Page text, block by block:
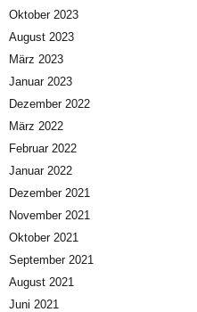
Oktober 2023
August 2023
März 2023
Januar 2023
Dezember 2022
März 2022
Februar 2022
Januar 2022
Dezember 2021
November 2021
Oktober 2021
September 2021
August 2021
Juni 2021